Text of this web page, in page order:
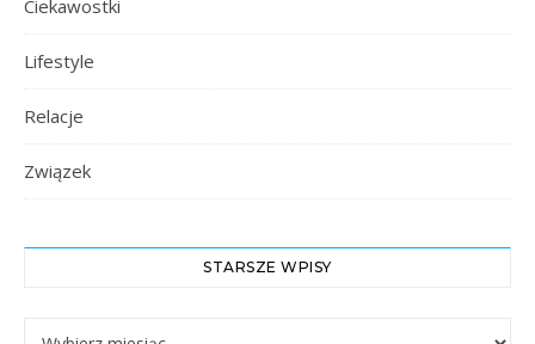
Ciekawostki
Lifestyle
Relacje
Związek
STARSZE WPISY